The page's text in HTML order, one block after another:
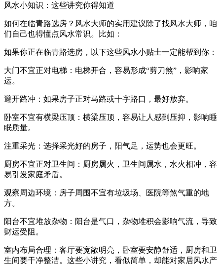
风水小知识：这些讲究你得知道
如何在临青路选房？风水大师的实用建议除了找风水大师，咱
们自己也得懂点风水常识。比如：
如果你正在临青路选房，以下这些风水小贴士一定能帮到你：
大门不宜正对电梯：电梯开合，容易形成“剪刀煞”，影响家
运。
避开路冲：如果房子正对马路或十字路口，最好放弃。
卧室不宜有横梁压顶：横梁压顶，容易让人感到压抑，影响睡
眠质量。
注重采光：选择采光好的房子，阳气足，运势也会更旺。
厨房不宜正对卫生间：厨房属火，卫生间属水，水火相冲，容
易引发家庭矛盾。
观察周边环境：房子周围不宜有垃圾场、医院等煞气重的地
方。
阳台不宜堆放杂物：阳台是气口，杂物堆积会影响气流，导致
财运受阻。
室内布局合理：客厅要宽敞明亮，卧室要安静舒适，厨房和卫
生间要干净整洁。这些小讲究，看似简单，却能对家居风水产